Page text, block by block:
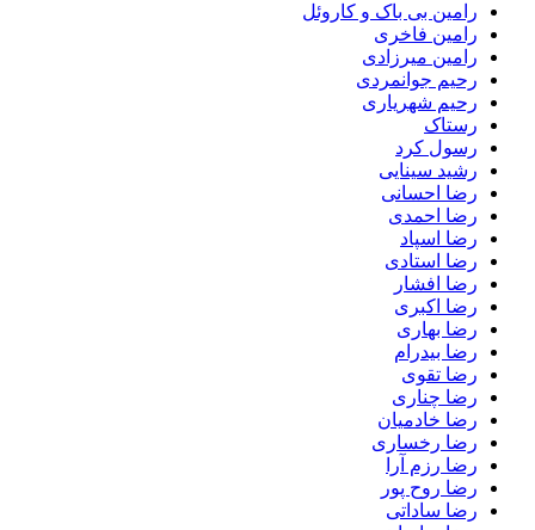
رامین بی باک و کاروئل
رامین فاخری
رامین میرزادی
رحیم جوانمردی
رحیم شهریاری
رستاک
رسول کرد
رشید سینایی
رضا احسانی
رضا احمدی
رضا اسپاد
رضا استادی
رضا افشار
رضا اکبری
رضا بهاری
رضا بیدرام
رضا تقوی
رضا چناری
رضا خادمیان
رضا رخساری
رضا رزم آرا
رضا روح پور
رضا ساداتی